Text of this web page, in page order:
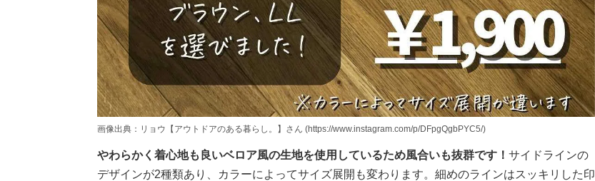
画像出典：リョウ【アウトドアのある暮らし。】さん (https://www.instagram.com/p/DFpgQgbPYC5/)
やわらかく着心地も良いベロア風の生地を使用しているため風合いも抜群です！ サイドラインの
デザインが2種類あり、カラーによってサイズ展開も変わります。細めのラインはスッキリした印